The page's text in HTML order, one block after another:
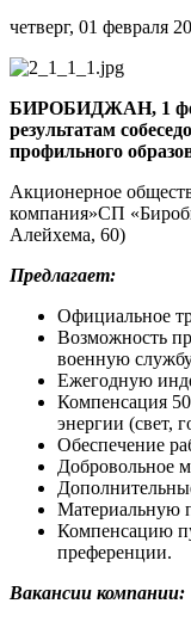
крупной
компании
Востока
четверг, 01 февраля
БИРОБИДЖАН, 1
результатам
профильного
Акционерное
компания»СП
Алейхема, 60)
Предлагает:
Официальное
Возможность
военную
Ежегодную
Компенсация
энергии (свет,
Обеспечение
Добровольное
Материальную
Компенсацию
преференции.
Вакансии компании: